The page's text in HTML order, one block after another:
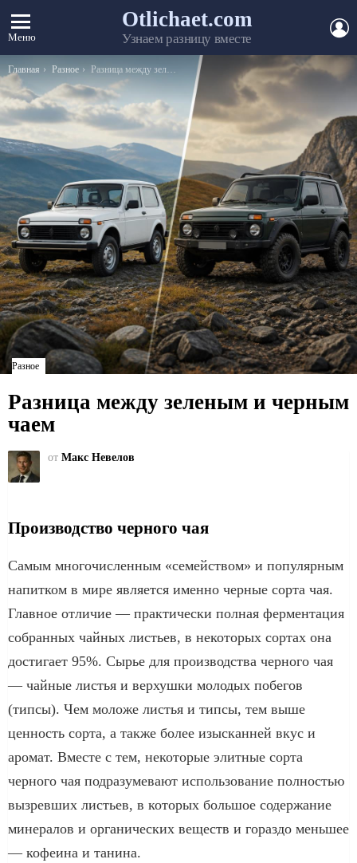
Меню
Otlichaet.com
Узнаем разницу вместе
Вы здесь:
Главная Разное Разница между зеленым и черным чаем
Разное
Разница между зеленым и черным
чаем
от Макс Невелов
Производство черного чая
Самым многочисленным «семейством» и популярным
напитком в мире является именно черные сорта чая.
Главное отличие — практически полная ферментация
собранных чайных листьев, в некоторых сортах она
достигает 95%. Сырье для производства черного чая
— чайные листья и верхушки молодых побегов
(типсы). Чем моложе листья и типсы, тем выше
ценность сорта, а также более изысканней вкус и
аромат. Вместе с тем, некоторые элитные сорта
черного чая подразумевают использование полностью
вызревших листьев, в которых большое содержание
минералов и органических веществ и гораздо меньшее
— кофеина и танина.